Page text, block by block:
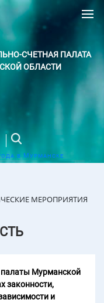
СЧЕТНАЯ ПАЛАТА
ОБЛАСТИ
в Мурманске
МЕРОПРИЯТИЯ
палаты Мурманской
законности,
и